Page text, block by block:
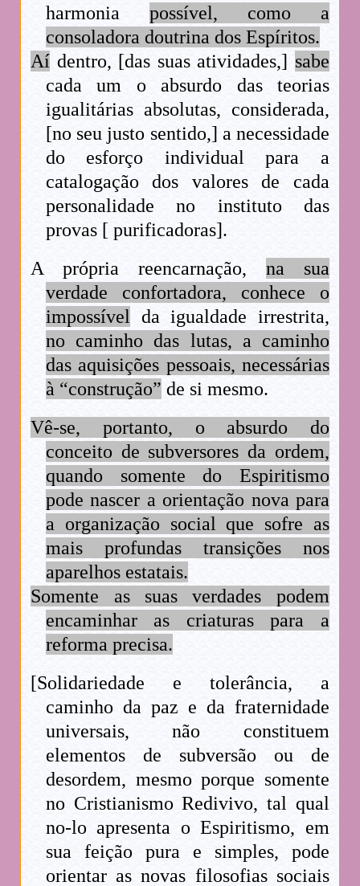
harmonia possível, como a
consoladora doutrina dos Espíritos.
Aí dentro, [das suas atividades,] sabe
cada um o absurdo das teorias
igualitárias absolutas, considerada,
[no seu justo sentido,] a necessidade
do esforço individual para a
catalogação dos valores de cada
personalidade no instituto das
provas [ purificadoras].
A própria reencarnação, na sua
verdade confortadora, conhece o
impossível da igualdade irrestrita,
no caminho das lutas, a caminho
das aquisições pessoais, necessárias
à “construção” de si mesmo.
Vê-se, portanto, o absurdo do
conceito de subversores da ordem,
quando somente do Espiritismo
pode nascer a orientação nova para
a organização social que sofre as
mais profundas transições nos
aparelhos estatais.
Somente as suas verdades podem
encaminhar as criaturas para a
reforma precisa.
[Solidariedade e tolerância, a
caminho da paz e da fraternidade
universais, não constituem
elementos de subversão ou de
desordem, mesmo porque somente
no Cristianismo Redivivo, tal qual
no-lo apresenta o Espiritismo, em
sua feição pura e simples, pode
orientar as novas filosofias sociais